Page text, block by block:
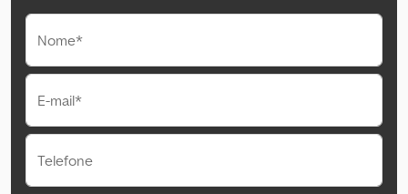
Nome*
E-mail*
Telefone